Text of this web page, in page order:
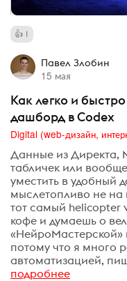
1
Павел Злобин
15 мая
Как легко и
дашборд в Codex
Данные из Директа,
табличек или
уместить в удобный
мыслетопливо не
тот самый helicopter
кофе и думаешь о
потому что я много
автоматизацией,
подробнее